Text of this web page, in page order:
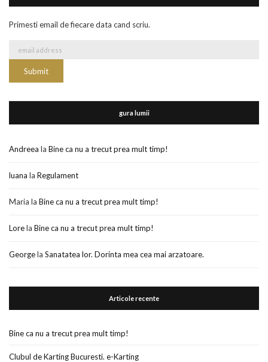
Primesti email de fiecare data cand scriu.
gura lumii
Andreea la Bine ca nu a trecut prea mult timp!
luana la Regulament
Maria la Bine ca nu a trecut prea mult timp!
Lorela Bine ca nu a trecut prea mult timp!
Georgela Sanatatea lor. Dorinta mea cea mai arzatoare.
Articole recente
Bine ca nu a trecut prea mult timp!
Clubul de Karting Bucuresti. e-Karting